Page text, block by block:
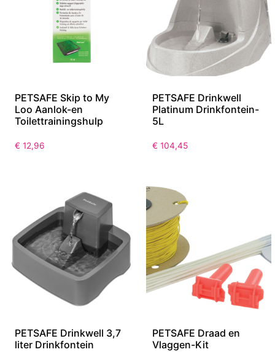
PETSAFE Skip to My
Loo Aanlok-en
Toilettrainingshulp
€ 12,96
PETSAFE Drinkwell
Platinum Drinkfontein-
5L
€ 104,45
PETSAFE Drinkwell 3,7
liter Drinkfontein
PETSAFE Draad en
Vlaggen-Kit